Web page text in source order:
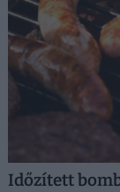
Időzített